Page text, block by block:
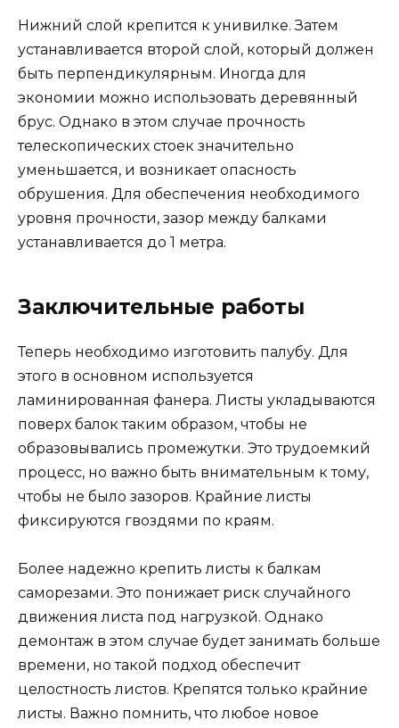
Нижний слой крепится к унивилке. Затем
устанавливается второй слой, который должен
быть перпендикулярным. Иногда для
экономии можно использовать деревянный
брус. Однако в этом случае прочность
телескопических стоек значительно
уменьшается, и возникает опасность
обрушения. Для обеспечения необходимого
уровня прочности, зазор между балками
устанавливается до 1 метра.
Заключительные работы
Теперь необходимо изготовить палубу. Для
этого в основном используется
ламинированная фанера. Листы укладываются
поверх балок таким образом, чтобы не
образовывались промежутки. Это трудоемкий
процесс, но важно быть внимательным к тому,
чтобы не было зазоров. Крайние листы
фиксируются гвоздями по краям.
Более надежно крепить листы к балкам
саморезами. Это понижает риск случайного
движения листа под нагрузкой. Однако
демонтаж в этом случае будет занимать больше
времени, но такой подход обеспечит
целостность листов. Крепятся только крайние
листы. Важно помнить, что любое новое